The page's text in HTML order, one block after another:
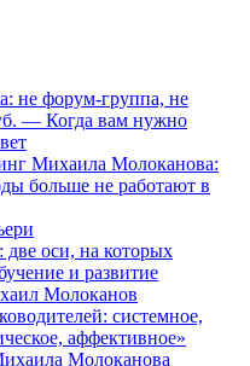
не форум-группа, не
— Когда вам нужно
Михаила Молоканова:
больше не работают в
две оси, на которых
и развитие
Молоканов
системное,
аффективное»
Молоканова